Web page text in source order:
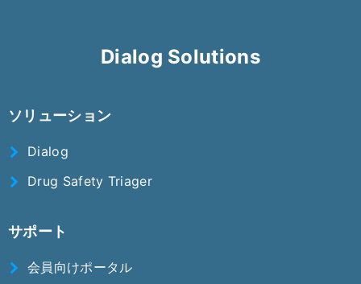
Dialog Solutions
ソリューション
Dialog
Drug Safety Triager
サポート
会員向けポータル